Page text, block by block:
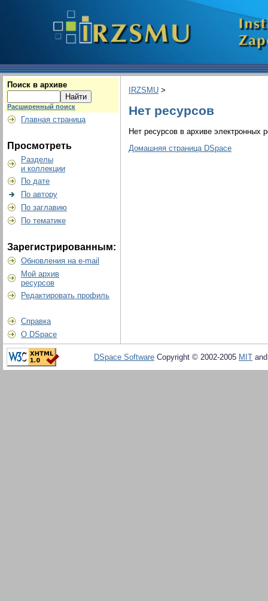
Поиск в архиве
Расширенный поиск
Главная страница
Просмотреть
Разделы
и коллекции
По дате
По автору
По заглавию
По тематике
Зарегистрированным:
Обновления на e-mail
Мой архив
ресурсов
Редактировать профиль
Справка
О DSpace
IRZSMU >
Нет ресурсов
Нет ресурсов в архиве электронных
Домашняя страница DSpace
DSpace Software Copyright © 2002-2005 MIT